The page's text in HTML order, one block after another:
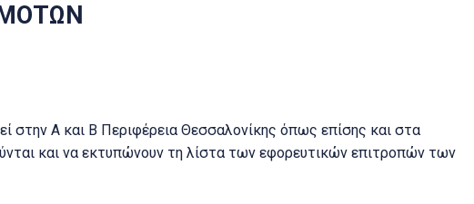
στην Α και Β Περιφέρεια Θεσσαλονίκης όπως επίσης και στα
και να εκτυπώνουν τη λίστα των εφορευτικών επιτροπών των